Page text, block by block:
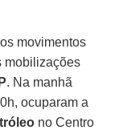
movimentos
mobilizações
. Na manhã
ocuparam a
no Centro